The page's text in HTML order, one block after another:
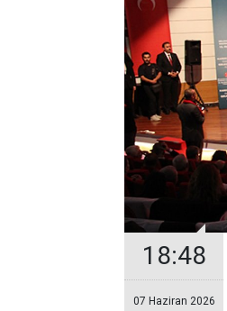
18:48
07 Haziran 2026